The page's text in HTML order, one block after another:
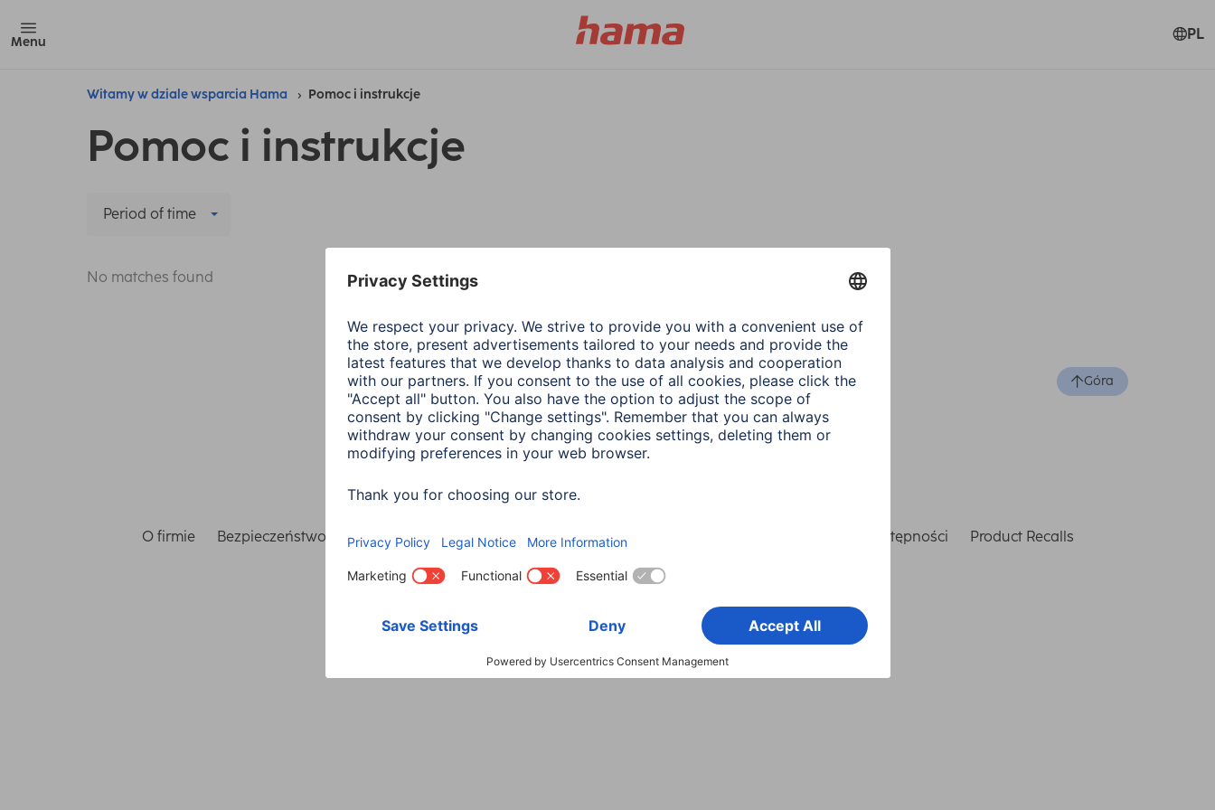
Menu PL
Witamy w dziale wsparcia Hama Pomoc i instrukcje
Pomoc i instrukcje
Period of time
No matches found
Góra
Wybierz kraj
O firmie Bezpieczeństwo i ochrona danych Warunki gwarancji Deklaracje zgodności Deklaracja dostępności Product Recalls